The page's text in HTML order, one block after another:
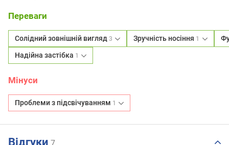
Переваги
Солідний зовнішній вигляд 3 Зручність носіння 1
Надійна застібка 1
Мінуси
Проблеми з підсвічуванням 1
Відгуки 7